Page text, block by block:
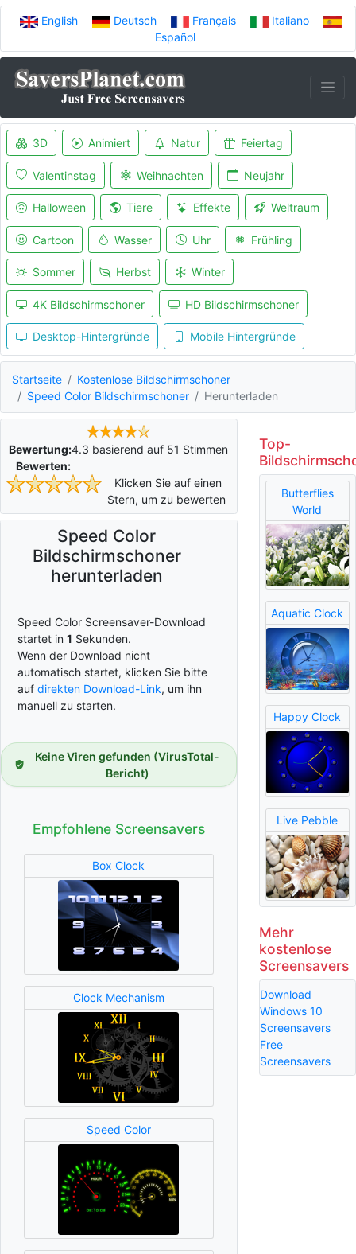
English Deutsch Français
Italiano
Español
3D Animiert Natur Feiertag
Valentinstag Weihnachten Neujahr
Halloween Tiere Effekte Weltraum
Cartoon Wasser Uhr Frühling
Sommer Herbst Winter
4K Bildschirmschoner HD Bildschirmschoner
Desktop-Hintergründe Mobile Hintergründe
Startseite
Kostenlose Bildschirmschoner
Speed Color Bildschirmschoner
Herunterladen
Bewertung:4.3 basierend auf 51 Stimmen
Bewerten:
Klicken Sie auf einen
Stern, um zu bewerten
Speed Color
Bildschirmschoner
herunterladen
Speed Color Screensaver-Download
startet in 0 Sekunden.
Wenn der Download nicht
automatisch startet, klicken Sie bitte
auf direkten Download-Link, um ihn
manuell zu starten.
Keine Viren gefunden (VirusTotal-
Bericht)
Empfohlene Screensavers
Box Clock
Clock Mechanism
Speed Color
Top-
Butterflies
World
Aquatic Clock
Happy Clock
Live Pebble
Mehr
kostenlose
Screensavers
Download
Windows 10
Screensavers
Free
Screensavers